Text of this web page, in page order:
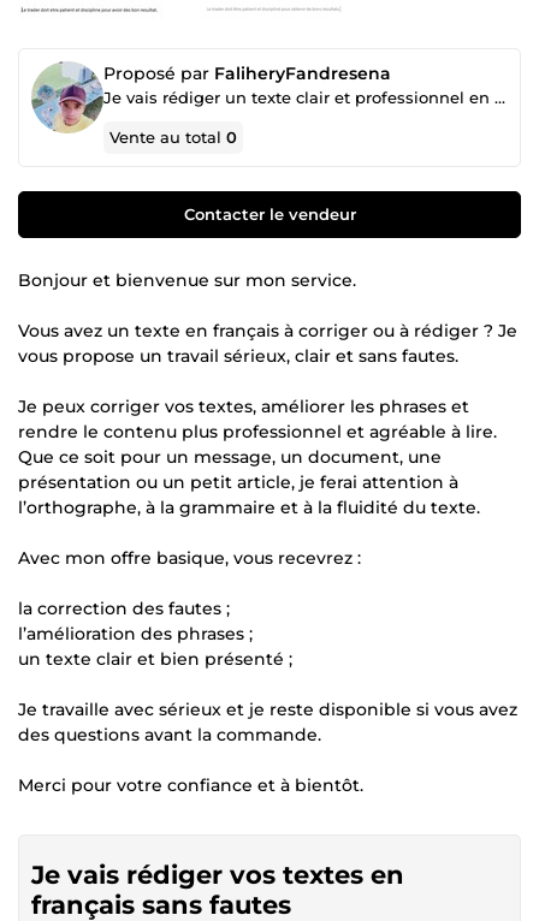
Proposé par FaliheryFandresena
Je vais rédiger un texte clair et professionnel en français
Vente au total0
Contacter le vendeur
Bonjour et bienvenue sur mon service.
Vous avez un texte en français à corriger ou à rédiger ? Je
vous propose un travail sérieux, clair et sans fautes.
Je peux corriger vos textes, améliorer les phrases et
rendre le contenu plus professionnel et agréable à lire.
Que ce soit pour un message, un document, une
présentation ou un petit article, je ferai attention à
l’orthographe, à la grammaire et à la fluidité du texte.
Avec mon offre basique, vous recevrez :
la correction des fautes ;
l’amélioration des phrases ;
un texte clair et bien présenté ;
Je travaille avec sérieux et je reste disponible si vous avez
des questions avant la commande.
Merci pour votre confiance et à bientôt.
Je vais rédiger vos textes en
français sans fautes